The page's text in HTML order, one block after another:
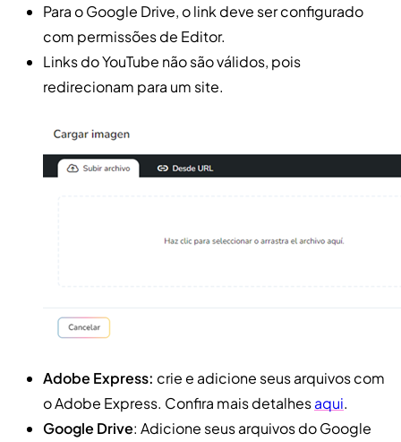
Para o Google Drive, o link deve ser configurado
com permissões de Editor.
Links do YouTube não são válidos, pois
redirecionam para um site.
Adobe Express: crie e adicione seus arquivos com
o Adobe Express. Confira mais detalhesaqui.
Google Drive: Adicione seus arquivos do Google